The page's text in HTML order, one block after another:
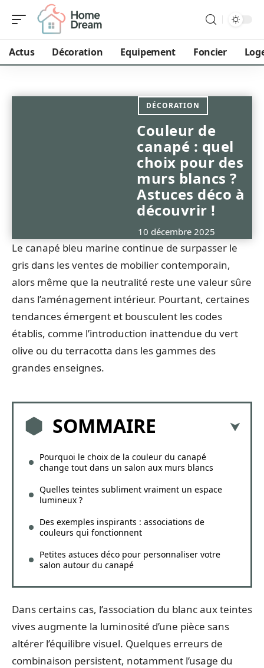
Actus Décoration Equipement Foncier
DÉCORATION
Couleur de
canapé : quel
choix pour des
murs blancs ?
Astuces déco à
découvrir !
10 décembre 2025
Le canapé bleu marine continue de surpasser le
gris dans les ventes de mobilier contemporain,
alors même que la neutralité reste une valeur sûre
dans l’aménagement intérieur. Pourtant, certaines
tendances émergent et bousculent les codes
établis, comme l’introduction inattendue du vert
olive ou du terracotta dans les gammes des
grandes enseignes.
SOMMAIRE
Pourquoi le choix de la couleur du canapé
change tout dans un salon aux murs blancs
Quelles teintes subliment vraiment un espace
lumineux ?
Des exemples inspirants : associations de
couleurs qui fonctionnent
Petites astuces déco pour personnaliser votre
salon autour du canapé
Dans certains cas, l’association du blanc aux teintes
vives augmente la luminosité d’une pièce sans
altérer l’équilibre visuel. Quelques erreurs de
combinaison persistent, notamment l’usage du